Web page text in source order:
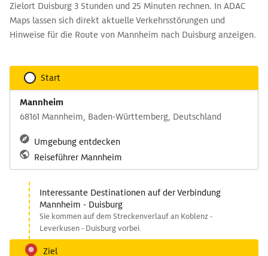
Zielort Duisburg 3 Stunden und 25 Minuten rechnen. In ADAC
Maps lassen sich direkt aktuelle Verkehrsstörungen und
Hinweise für die Route von Mannheim nach Duisburg anzeigen.
Start
Mannheim
68161 Mannheim, Baden-Württemberg, Deutschland
Umgebung entdecken
Reiseführer Mannheim
Interessante Destinationen auf der Verbindung
Mannheim - Duisburg
Sie kommen auf dem Streckenverlauf an Koblenz -
Leverkusen - Duisburg vorbei.
Ziel